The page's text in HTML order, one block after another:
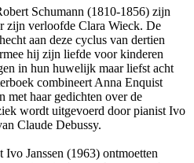
Schumann (1810-1856) zijn
zijn verloofde Clara Wieck. De
aan deze cyclus van dertien
hij zijn liefde voor kinderen
in hun huwelijk maar liefst acht
combineert Anna Enquist
met haar gedichten over de
wordt uitgevoerd door pianist Ivo
Claude Debussy.
Janssen (1963) ontmoetten